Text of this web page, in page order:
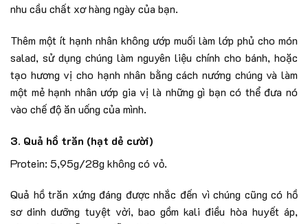
nhu cầu chất xơ hàng ngày của bạn.
Thêm một ít hạnh nhân không ướp muối làm lớp phủ cho món
salad, sử dụng chúng làm nguyên liệu chính cho bánh, hoặc
tạo hương vị cho hạnh nhân bằng cách nướng chúng và làm
một mẻ hạnh nhân ướp gia vị là những gì bạn có thể đưa nó
vào chế độ ăn uống của mình.
3. Quả hồ trăn (hạt dẻ cười)
Protein: 5,95g/28g không có vỏ.
Quả hồ trăn xứng đáng được nhắc đến vì chúng cũng có hồ
sơ dinh dưỡng tuyệt vời, bao gồm kali điều hòa huyết áp,